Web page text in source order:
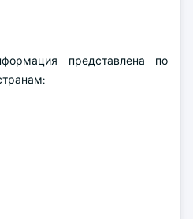
представлена по